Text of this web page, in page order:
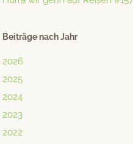
Beiträge nach Jahr
2026
2025
2024
2023
2022